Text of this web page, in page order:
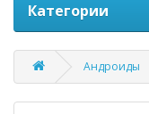
Категории
Андроиды